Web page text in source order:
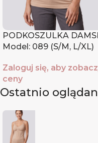
PODKOSZULKA
Model: 089 (S/M, L/XL)
Zaloguj się, aby
ceny
Ostatnio